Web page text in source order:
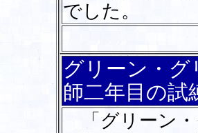
でした。
グリーン・
師二年目
「グリーン・